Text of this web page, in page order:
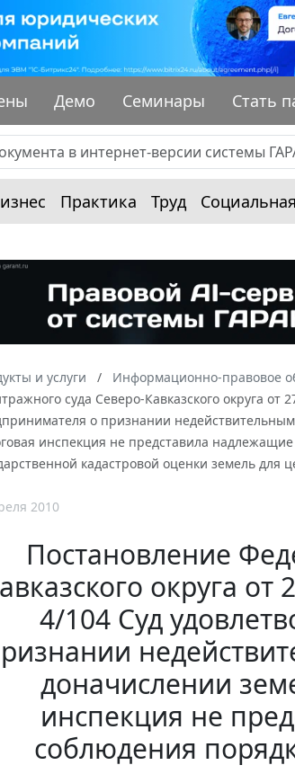
Демо Семинары Стать
Практика Труд
и услуги Информационно-правовое
суда Северо-Кавказского округа
о признании
инспекция не представила
кадастровой оценки земель
2010
Постановление
округа
4/104 Суд
доначислении
инспекция не
соблюдения